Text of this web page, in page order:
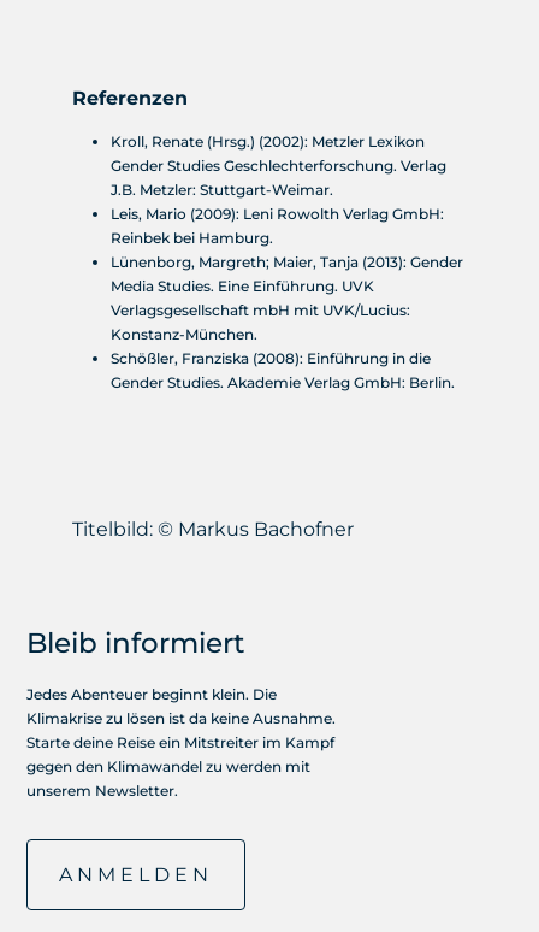
Referenzen
Kroll, Renate (Hrsg.) (2002): Metzler Lexikon
Gender Studies Geschlechterforschung. Verlag
J.B. Metzler: Stuttgart-Weimar.
Leis, Mario (2009): Leni Rowolth Verlag GmbH:
Reinbek bei Hamburg.
Lünenborg, Margreth; Maier, Tanja (2013): Gender
Media Studies. Eine Einführung. UVK
Verlagsgesellschaft mbH mit UVK/Lucius:
Konstanz-München.
Schößler, Franziska (2008): Einführung in die
Gender Studies. Akademie Verlag GmbH: Berlin.
Titelbild: © Markus Bachofner
Bleib informiert
Jedes Abenteuer beginnt klein. Die
Klimakrise zu lösen ist da keine Ausnahme.
Starte deine Reise ein Mitstreiter im Kampf
gegen den Klimawandel zu werden mit
unserem Newsletter.
ANMELDEN